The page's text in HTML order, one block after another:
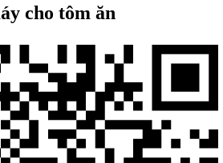
cho tôm ăn